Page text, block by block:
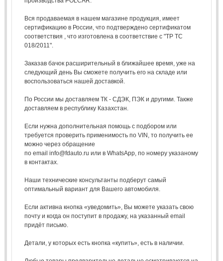
Вся продаваемая в нашем магазине продукция, имеет
сертификацию в России, что подтверждено сертификатом
соответствия , что изготовлена в соответствие с "ТР ТС
018/2011".
Заказав бачок расширительный в ближайшее время, уже на
следующий день Вы сможете получить его на складе или
воспользоваться нашей доставкой.
По России мы доставляем ТК - СДЭК, ПЭК и другими. Также
доставляем в республику Казахстан.
Если нужна дополнительная помощь с подбором или
требуется проверить применимость по VIN, то получить ее
можно через обращение
по email info@fdauto.ru или в WhatsApp, по номеру указаному
в контактах.
Наши технические консультанты подберут самый
оптимальный вариант для Вашего автомобиля.
Если активна кнопка «уведомить», Вы можете указать свою
почту и когда он поступит в продажу, на указанный email
придёт письмо.
Детали, у которых есть кнопка «купить», есть в наличии.